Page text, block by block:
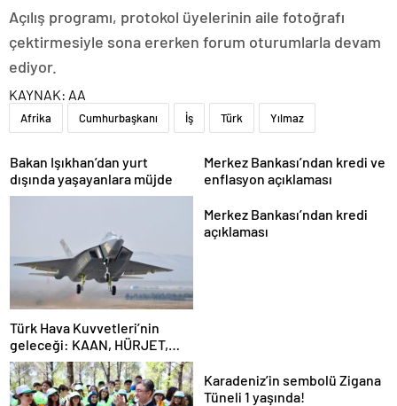
Açılış programı, protokol üyelerinin aile fotoğrafı
çektirmesiyle sona ererken forum oturumlarla devam
ediyor.
KAYNAK: AA
Afrika Cumhurbaşkanı İş Türk Yılmaz
Bakan Işıkhan’dan yurt
dışında yaşayanlara müjde
Merkez Bankası’ndan kredi ve
enflasyon açıklaması
Türk Hava Kuvvetleri’nin
geleceği: KAAN, HÜRJET,
GÖKBEY ve HÜRKÜŞ
Merkez Bankası’ndan kredi
açıklaması
Karadeniz’in sembolü Zigana
Tüneli 1 yaşında!